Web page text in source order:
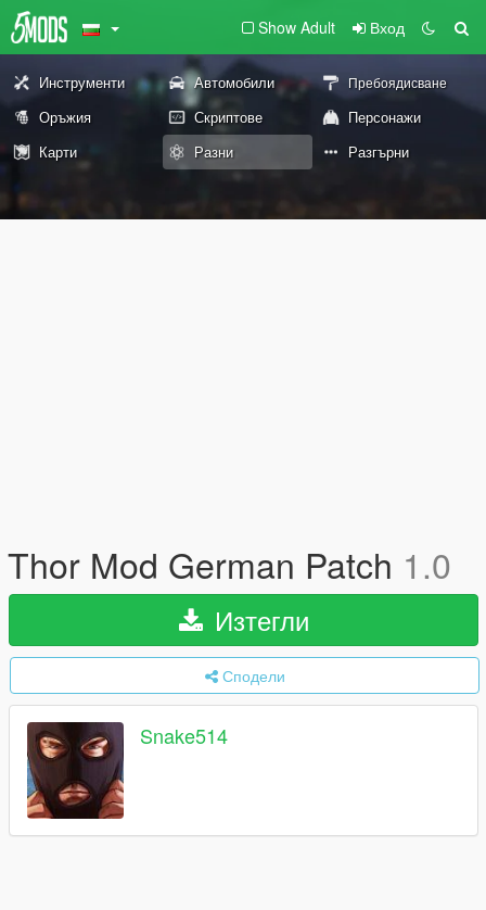
Show Adult Вход
Инструменти Автомобили Пребоядисване
Оръжия Скриптове
Персонажи
Карти
Разни Разгърни
Thor Mod German Patch 1.0
Изтегли
Сподели
Snake514